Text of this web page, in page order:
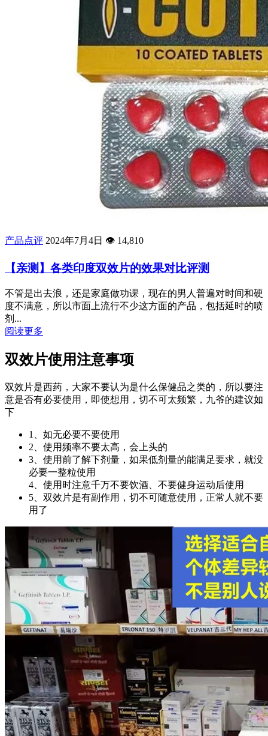
产品点评 2024年7月4日 👁️ 14,810
【亲测】各类印度双效片的效果对比评测
不管是出去浪，还是家庭做功课，现在的男人普遍对时间和硬
度不满意，所以市面上流行不少这方面的产品，包括延时的喷
剂...
阅读更多
双效片使用注意事项
双效片是西药，大家不要认为是什么保健品之类的，所以要注
意是否有必要使用，即使想用，切不可太频繁，九爷的建议如
下
1、如无必要不要使用
2、使用频率不要太高，会上头的
3、使用前了解下剂量，如果低剂量的能满足要求，就没
必要一整粒使用
4、使用时注意千万不要饮酒、不要健身运动后使用
5、双效片是有副作用，切不可随意使用，正常人就不要
用了